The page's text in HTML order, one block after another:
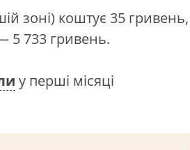
зоні) коштує 35 гривень,
5 733 гривень.
у перші місяці